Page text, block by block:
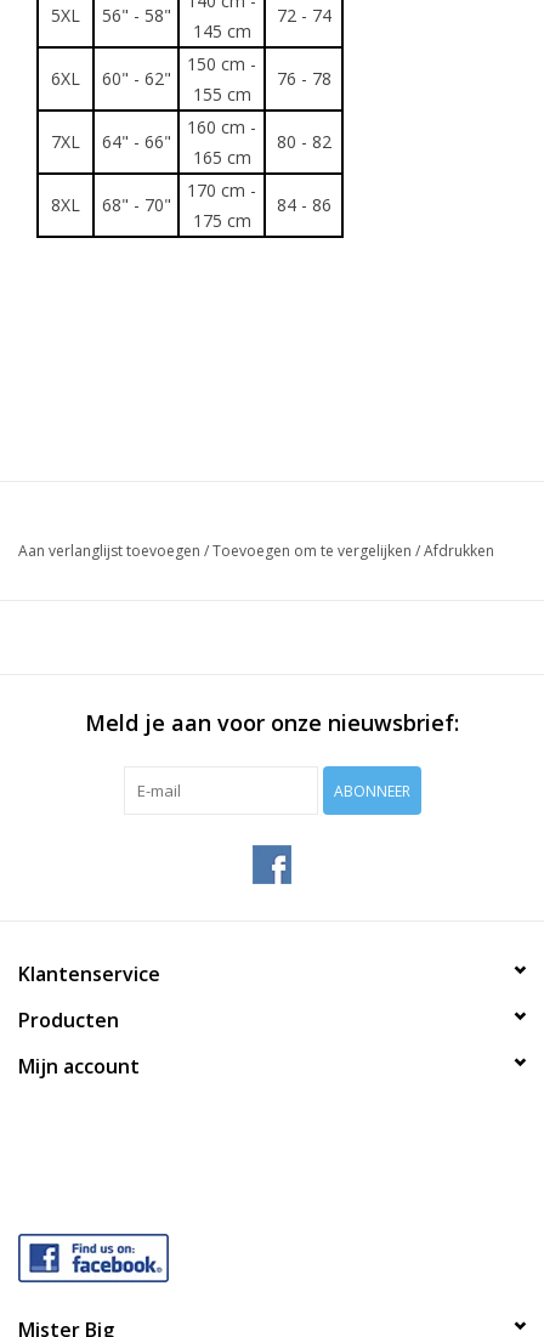
5XL 56" - 58"
145 cm
72 - 74
6XL 60" - 62"
150 cm -
155 cm
76 - 78
7XL 64" - 66"
160 cm -
165 cm
80 - 82
8XL 68" - 70"
170 cm -
175 cm
84 - 86
Aan verlanglijst toevoegen /Toevoegen om te vergelijken /Afdrukken
Meld je aan voor onze nieuwsbrief:
ABONNEER
Klantenservice
Producten
Mijn account
Mister Big